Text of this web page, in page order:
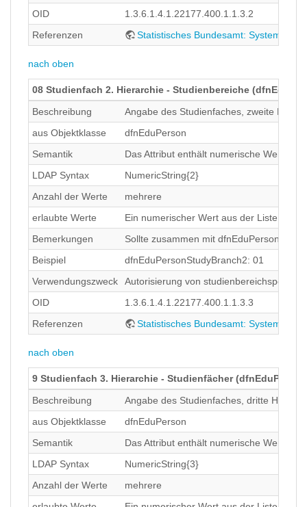
OID
1.3.6.1.4.1.22177.400.1.1.3.2
Referenzen
Statistisches Bundesamt: Systematik
nach oben
08 Studienfach 2. Hierarchie - Studienbereiche
Beschreibung
Angabe des Studienfaches, zweite
aus Objektklasse
dfnEduPerson
Semantik
Das Attribut enthält numerische Werte
LDAP Syntax
NumericString{2}
Anzahl der Werte
mehrere
erlaubte Werte
Ein numerischer Wert aus der Liste des
Bemerkungen
Sollte zusammen mit
Beispiel
dfnEduPersonStudyBranch2: 01
Verwendungszweck
Autorisierung von
OID
1.3.6.1.4.1.22177.400.1.1.3.3
Referenzen
Statistisches Bundesamt: Systematik
nach oben
9 Studienfach 3. Hierarchie - Studienfächer
Beschreibung
Angabe des Studienfaches, dritte
aus Objektklasse
dfnEduPerson
Semantik
Das Attribut enthält numerische Werte
LDAP Syntax
NumericString{3}
Anzahl der Werte
mehrere